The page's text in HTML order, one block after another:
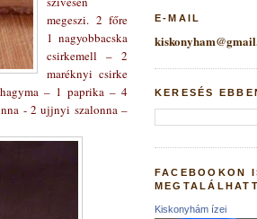
megeszi. 2 főre
1 nagyobbacska
csirkemell – 2
maréknyi csirke
– 1 paprika – 4
- 2 ujjnyi szalonna –
E-MAIL
KERESÉS
FACEBOOKON
Kiskonyhám ízei